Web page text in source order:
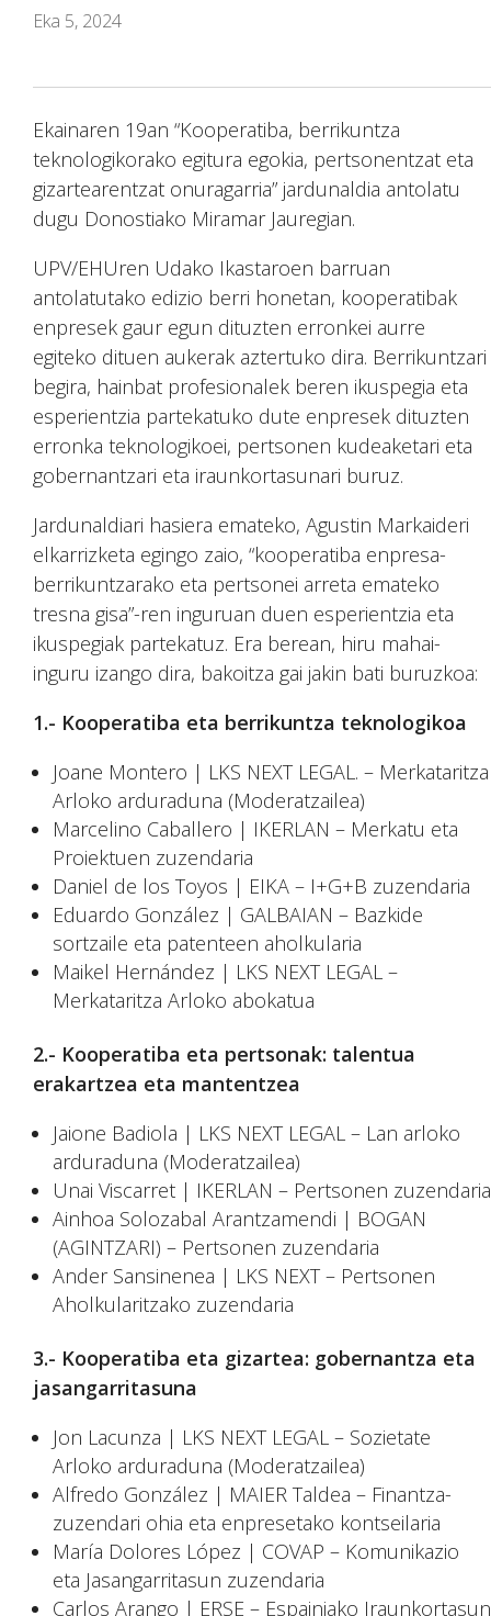
Eka 5, 2024
Ekainaren 19an “Kooperatiba, berrikuntza
teknologikorako egitura egokia, pertsonentzat eta
gizartearentzat onuragarria” jardunaldia antolatu
dugu Donostiako Miramar Jauregian.
UPV/EHUren Udako Ikastaroen barruan
antolatutako edizio berri honetan, kooperatibak
enpresek gaur egun dituzten erronkei aurre
egiteko dituen aukerak aztertuko dira. Berrikuntzari
begira, hainbat profesionalek beren ikuspegia eta
esperientzia partekatuko dute enpresek dituzten
erronka teknologikoei, pertsonen kudeaketari eta
gobernantzari eta iraunkortasunari buruz.
Jardunaldiari hasiera emateko, Agustin Markaideri
elkarrizketa egingo zaio, “kooperatiba enpresa-
berrikuntzarako eta pertsonei arreta emateko
tresna gisa”-ren inguruan duen esperientzia eta
ikuspegiak partekatuz. Era berean, hiru mahai-
inguru izango dira, bakoitza gai jakin bati buruzkoa:
1.- Kooperatiba eta berrikuntza teknologikoa
Joane Montero | LKS NEXT LEGAL. – Merkataritza
Arloko arduraduna (Moderatzailea)
Marcelino Caballero | IKERLAN – Merkatu eta
Proiektuen zuzendaria
Daniel de los Toyos | EIKA – I+G+B zuzendaria
Eduardo González | GALBAIAN – Bazkide
sortzaile eta patenteen aholkularia
Maikel Hernández | LKS NEXT LEGAL –
Merkataritza Arloko abokatua
2.- Kooperatiba eta pertsonak: talentua
erakartzea eta mantentzea
Jaione Badiola | LKS NEXT LEGAL – Lan arloko
arduraduna (Moderatzailea)
Unai Viscarret | IKERLAN – Pertsonen zuzendaria
Ainhoa Solozabal Arantzamendi | BOGAN
(AGINTZARI) – Pertsonen zuzendaria
Ander Sansinenea | LKS NEXT – Pertsonen
Aholkularitzako zuzendaria
3.- Kooperatiba eta gizartea: gobernantza eta
jasangarritasuna
Jon Lacunza | LKS NEXT LEGAL – Sozietate
Arloko arduraduna (Moderatzailea)
Alfredo González | MAIER Taldea – Finantza-
zuzendari ohia eta enpresetako kontseilaria
María Dolores López | COVAP – Komunikazio
eta Jasangarritasun zuzendaria
Carlos Arango | ERSE – Espainiako Iraunkortasun